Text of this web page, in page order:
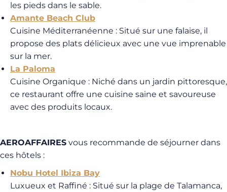
les pieds dans le sable.
Amante Beach Club
Cuisine Méditerranéenne : Situé sur une falaise, il
propose des plats délicieux avec une vue imprenable
sur la mer.
La Paloma
Cuisine Organique : Niché dans un jardin pittoresque,
ce restaurant offre une cuisine saine et savoureuse
avec des produits locaux.
AEROAFFAIRES vous recommande de séjourner dans
ces hôtels :
Nobu Hotel Ibiza Bay
Luxueux et Raffiné : Situé sur la plage de Talamanca,